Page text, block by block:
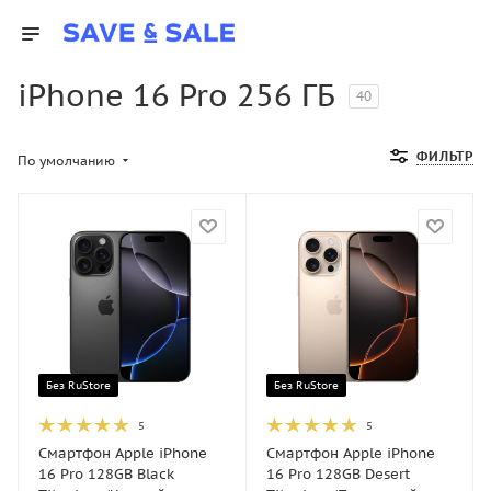
iPhone 16 Pro 256 ГБ 40
ФИЛЬТР
По умолчанию
Без RuStore
5
Смартфон Apple iPhone
16 Pro 128GB Black
Без RuStore
5
Смартфон Apple iPhone
16 Pro 128GB Desert